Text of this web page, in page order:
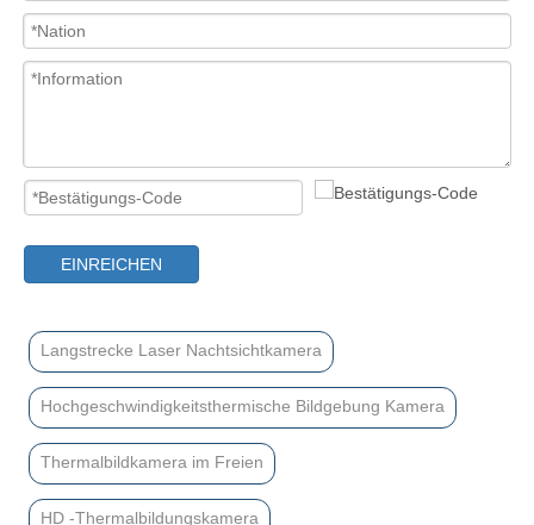
EINREICHEN
Langstrecke Laser Nachtsichtkamera
Hochgeschwindigkeitsthermische Bildgebung Kamera
Thermalbildkamera im Freien
HD -Thermalbildungskamera